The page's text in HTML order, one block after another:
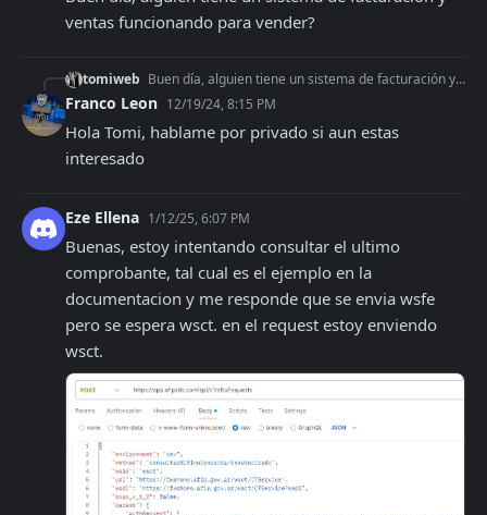
ventas funcionando para vender?
tomiweb Buen día, alguien tiene un sistema de facturación y ventas funcionando para vender?
Franco Leon 12/19/24, 8:15 PM
Hola Tomi, hablame por privado si aun estas
interesado
Eze Ellena 1/12/25, 6:07 PM
Buenas, estoy intentando consultar el ultimo
comprobante, tal cual es el ejemplo en la
documentacion y me responde que se envia wsfe
pero se espera wsct. en el request estoy enviendo
wsct.